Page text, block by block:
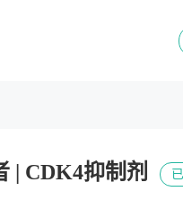
| CDK4抑制剂